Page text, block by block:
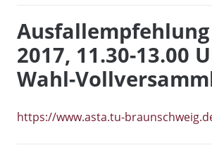
2017, 11.30-13.00
Wahl-
https://www.asta.tu-